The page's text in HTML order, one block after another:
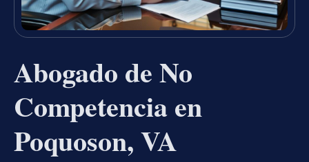
Abogado de No
Competencia en
Poquoson, VA